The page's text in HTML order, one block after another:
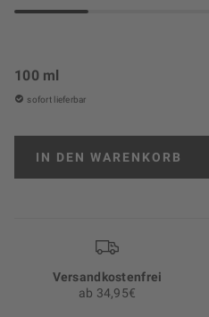
100 ml
sofort lieferbar
IN DEN WARENKORB
Versand­kosten­frei
ab 34,95€